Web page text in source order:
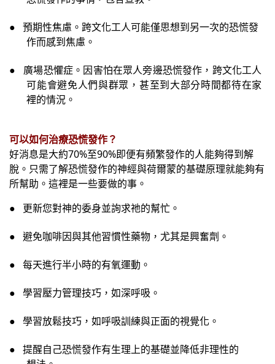
● 預期性焦慮。跨文化工人可能僅思想到另一次的恐慌發
作而感到焦慮。
●
廣場恐懼症。因害怕在眾人旁邊恐慌發作，跨文化工人
可能會避免人們與群眾，甚至到大部分時間都待在家
裡的情況。
可以如何治療恐慌發作？
好消息是大約70%至90%即便有頻繁發作的人能夠得到解
脫。只需了解恐慌發作的神經與荷爾蒙的基礎原理就能夠有
所幫助。這裡是一些要做的事。
●
更新您對神的委身並詢求祂的幫忙。
● 避免咖啡因與其他習慣性藥物，尤其是興奮劑。
● 每天進行半小時的有氧運動。
● 學習壓力管理技巧，如深呼吸。
● 學習放鬆技巧，如呼吸訓練與正面的視覺化。
● 提醒自己恐慌發作有生理上的基礎並降低非理性的